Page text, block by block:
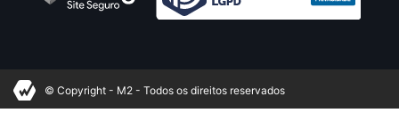
© Copyright - M2 - Todos os direitos reservados